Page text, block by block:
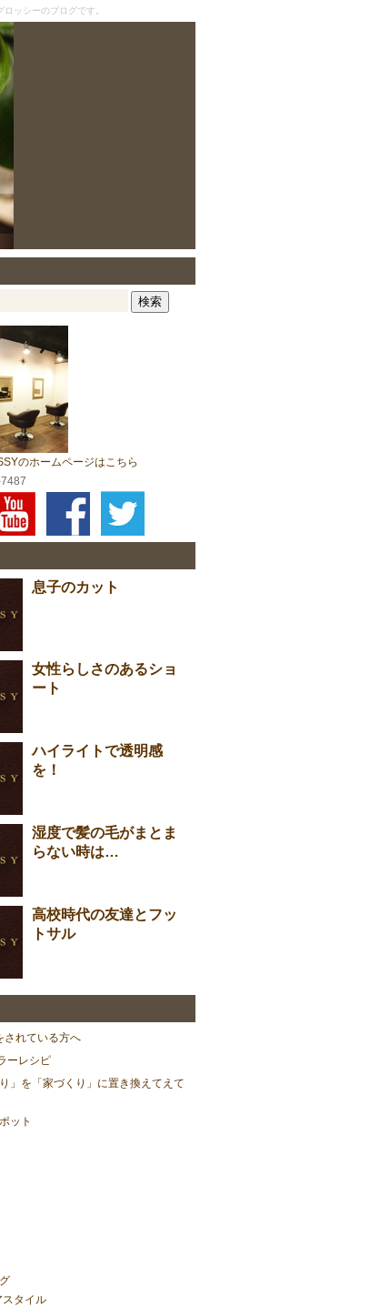
ッシーのブログです。
のホームページはこちら
息子のカット
女性らしさのあるショ
ート
ハイライトで透明感
を！
湿度で髪の毛がまとま
らない時は…
高校時代の友達とフッ
トサル
されている方へ
ーレシピ
り」を「家づくり」に置き換えてえて
ット
スタイル